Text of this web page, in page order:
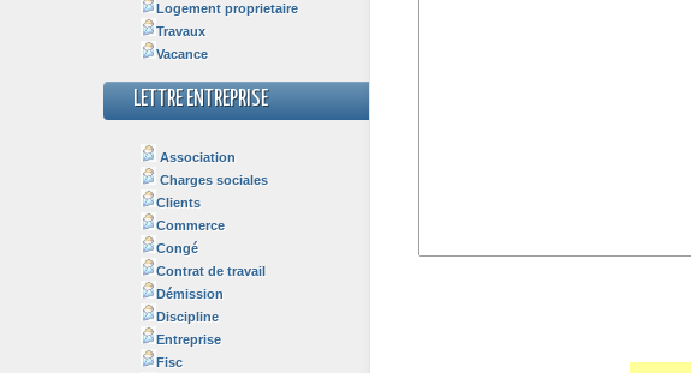
Logement proprietaire
Travaux
Vacance
LETTRE ENTREPRISE
Association
Charges sociales
Clients
Commerce
Congé
Contrat de travail
Démission
Discipline
Entreprise
Fisc